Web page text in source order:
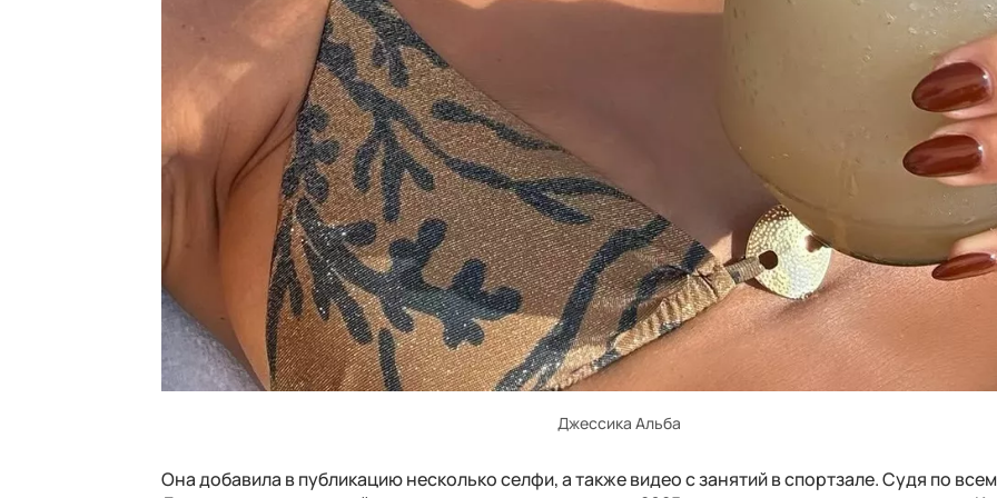
Джессика Альба
Она добавила в публикацию несколько селфи, а также видео с занятий в спортзале. Судя по